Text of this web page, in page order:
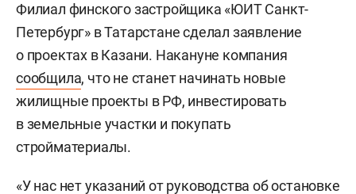
Филиал финского застройщика «ЮИТ Санкт-
Петербург» в Татарстане сделал заявление
о проектах в Казани. Накануне компания
сообщила, что не станет начинать новые
жилищные проекты в РФ, инвестировать
в земельные участки и покупать
стройматериалы.
«У нас нет указаний от руководства об остановке